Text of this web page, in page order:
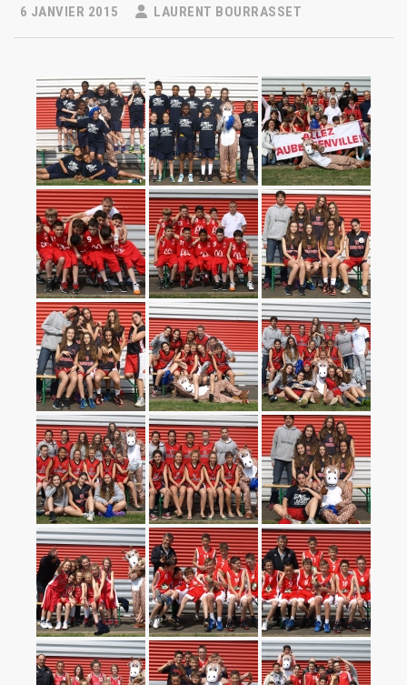
6 JANVIER 2015 LAURENT BOURRASSET